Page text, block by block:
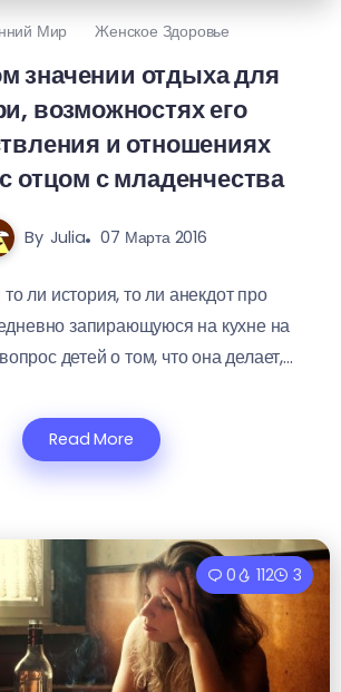
Мир Женское Здоровье
значении отдыха для
возможностях его
и отношениях
отцом с младенчества
By Julia 07 Марта 2016
то ли история, то ли анекдот про
запирающуюся на кухне на
детей о том, что она делает,...
Read More
0 112 3